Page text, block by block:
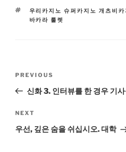
TAGS
우리카지노 슈퍼카지노 개츠비카
바카라 룰렛
Previous
Post
PREVIOUS
신화 3. 인터뷰를 한 경우 기
Next
Post
NEXT
우선, 깊은 숨을 쉬십시오. 대학